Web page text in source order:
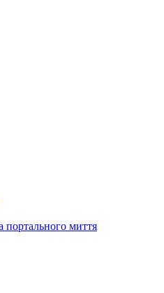
портального миття